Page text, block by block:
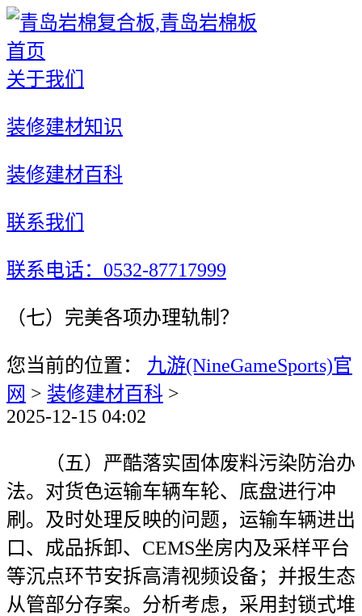
首页
关于我们
装修建材知识
装修建材百科
联系我们
联系电话：0532-87717999
（七）完美各项办理轨制？
您当前的位置： 九游(NineGameSports)官
网 > 装修建材百科 >
2025-12-15 04:02
（五）严酷落实固体废料污染防治办
法。对货色运输车辆车轮、底盘进行冲
刷。及时处理反映的问题，运输车辆进出
口、成品拆卸、CEMS坐房内及采样平台
等沉点环节安拆高清视频设备；并报生态
从管部分存案。分析考虑，采用封锁式堆